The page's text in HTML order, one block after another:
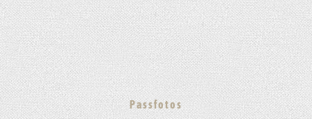
Passfotos